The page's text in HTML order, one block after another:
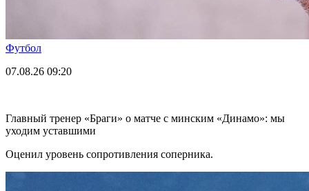
Футбол
07.08.26 09:20
Главный тренер «Браги» о матче с минским «Динамо»: мы
уходим уставшими
Оценил уровень сопротивления соперника.